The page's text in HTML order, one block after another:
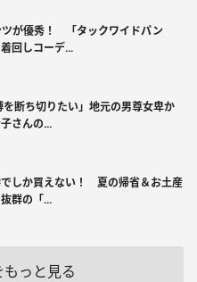
が優秀！ 「タックワイドパン
回しコーデ...
を断ち切りたい」地元の男尊女卑か
さんの...
しか買えない！ 夏の帰省＆お土産
群の「...
っと見る